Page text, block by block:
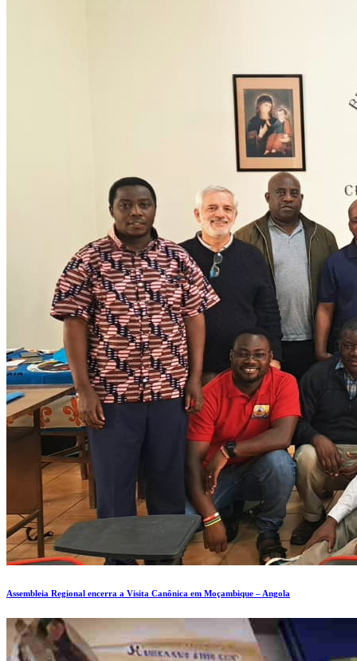
Assembleia Regional encerra a Visita Canônica em Moçambique – Angola